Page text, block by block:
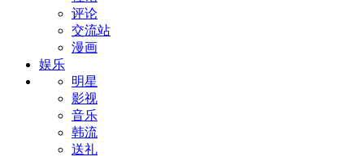
评论
交流站
漫画
娱乐
明星
影视
音乐
韩流
送礼